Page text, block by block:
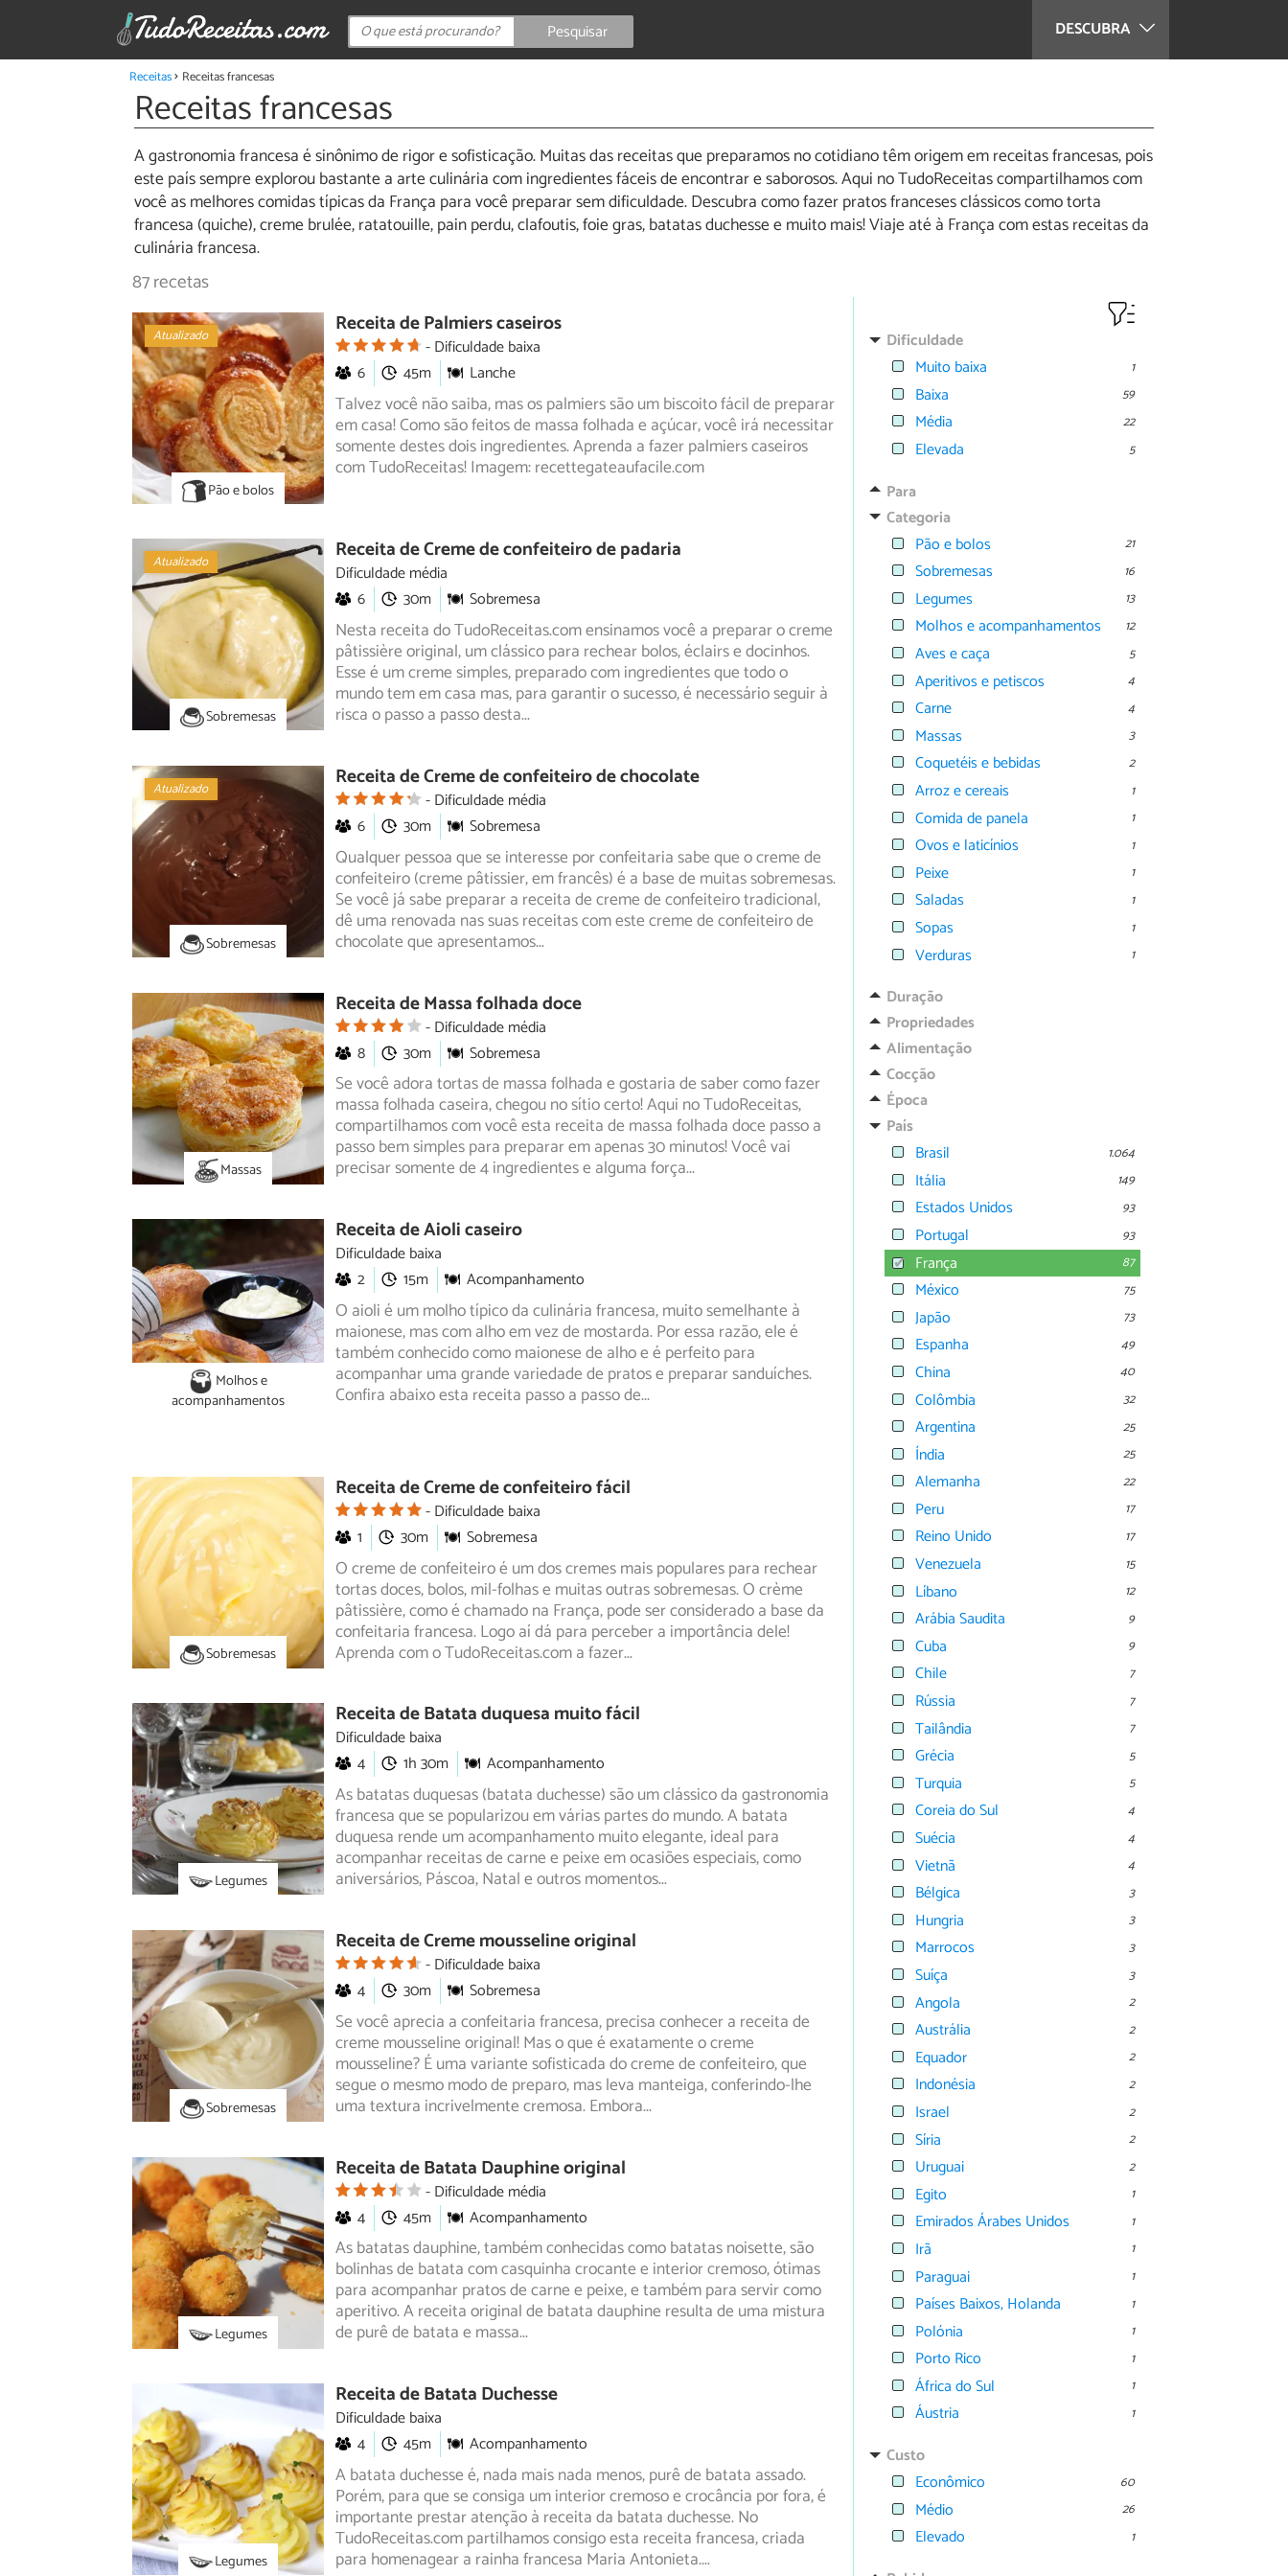
DESCUBRA
Pesquisar
Receitas Receitas francesas
Receitas francesas
A gastronomia francesa é sinônimo de rigor e sofisticação. Muitas das receitas que preparamos no cotidiano têm origem em receitas francesas, pois
este país sempre explorou bastante a arte culinária com ingredientes fáceis de encontrar e saborosos. Aqui no TudoReceitas compartilhamos com
você as melhores comidas típicas da França para você preparar sem dificuldade. Descubra como fazer pratos franceses clássicos como torta
francesa (quiche), creme brulée, ratatouille, pain perdu, clafoutis, foie gras, batatas duchesse e muito mais! Viaje até à França com estas receitas da
culinária francesa.
87 recetas
Pão e bolos
Receita de Palmiers caseiros
Dificuldade baixa
Atualizado
6 45m Lanche
Talvez você não saiba, mas os palmiers são um biscoito fácil de preparar
em casa! Como são feitos de massa folhada e açúcar, você irá necessitar
somente destes dois ingredientes. Aprenda a fazer palmiers caseiros
com TudoReceitas! Imagem: recettegateaufacile.com
Sobremesas
Receita de Creme de confeiteiro de padaria
Dificuldade média
Atualizado
6 30m Sobremesa
Nesta receita do TudoReceitas.com ensinamos você a preparar o creme
pâtissière original, um clássico para rechear bolos, éclairs e docinhos.
Esse é um creme simples, preparado com ingredientes que todo o
mundo tem em casa mas, para garantir o sucesso, é necessário seguir à
risca o passo a passo desta...
Sobremesas
Receita de Creme de confeiteiro de chocolate
Dificuldade média
Atualizado
6 30m Sobremesa
Qualquer pessoa que se interesse por confeitaria sabe que o creme de
confeiteiro (creme pâtissier, em francês) é a base de muitas sobremesas.
Se você já sabe preparar a receita de creme de confeiteiro tradicional,
dê uma renovada nas suas receitas com este creme de confeiteiro de
chocolate que apresentamos...
Massas
Receita de Massa folhada doce
Dificuldade média
8
30m Sobremesa
Se você adora tortas de massa folhada e gostaria de saber como fazer
massa folhada caseira, chegou no sítio certo! Aqui no TudoReceitas,
compartilhamoscom você esta receita de massa folhada doce passo a
passo bem simples para preparar em apenas 30 minutos! Você vai
precisar somente de 4 ingredientes e alguma força...
Molhos e
acompanhamentos
Receita de Aioli caseiro
Dificuldade baixa
2
15m Acompanhamento
O aioli é um molho típico da culinária francesa, muito semelhante à
maionese, mas com alho em vez de mostarda. Por essa razão, ele é
tambémconhecido como maionese de alho e é perfeito para
acompanhar uma grande variedade de pratos e preparar sanduíches.
Confira abaixo esta receita passo a passo de...
Sobremesas
Receita de Creme de confeiteiro fácil
Dificuldade baixa
1
30m Sobremesa
O creme de confeiteiro é um dos cremes mais populares para rechear
tortas doces, bolos, mil-folhas e muitas outras sobremesas. O crème
pâtissière,como é chamado na França, pode ser considerado a base da
confeitaria francesa. Logo aí dá para perceber a importância dele!
Aprenda com o TudoReceitas.com a fazer...
Legumes
Receita de Batata duquesa muito fácil
Dificuldade baixa
4
1h 30m Acompanhamento
As batatas duquesas (batata duchesse) são um clássico da gastronomia
francesa que se popularizou em várias partes do mundo. A batata
duquesa rende um acompanhamento muito elegante, ideal para
acompanhar receitas de carne e peixe em ocasiões especiais, como
aniversários, Páscoa, Natal e outros momentos...
Sobremesas
Receita de Creme mousseline original
Dificuldade baixa
4
30m Sobremesa
Se você aprecia a confeitaria francesa, precisa conhecer a receita de
creme mousseline original! Mas o que é exatamente o creme
mousseline?É uma variante sofisticada do creme de confeiteiro, que
segue o mesmo modo de preparo, mas leva manteiga, conferindo-lhe
uma textura incrivelmente cremosa. Embora...
Legumes
Receita de Batata Dauphine original
Dificuldade média
4
45m Acompanhamento
As batatas dauphine, também conhecidas como batatas noisette, são
bolinhas de batata com casquinha crocante e interior cremoso, ótimas
para acompanhar pratos de carne e peixe, e também para servir como
aperitivo. A receita original de batata dauphine resulta de uma mistura
de purê de batata e massa...
Legumes
Receita de Batata Duchesse
Dificuldade baixa
4
45m Acompanhamento
A batata duchesse é, nada mais nada menos, purê de batata assado.
Porém, para que se consiga um interior cremoso e crocância por fora, é
importante prestar atenção à receita da batata duchesse. No
TudoReceitas.com partilhamos consigo esta receita francesa, criada
para homenagear a rainha francesa Maria Antonieta....
Dificuldade
Muito baixa
1
Baixa 59
Média 22
Elevada 5
Para
Categoria
Pão e bolos
21
Sobremesas 16
Legumes 13
Molhos e acompanhamentos 12
Aves e caça 5
Aperitivos e petiscos 4
Carne 4
Massas 3
Coquetéis e bebidas 2
Arroz e cereais 1
Comida de panela 1
Ovos e laticínios 1
Peixe 1
Saladas 1
Sopas 1
Verduras 1
Duração
Propriedades
Alimentação
Cocção
Época
País
Brasil
1.064
Itália 149
Estados Unidos 93
Portugal 93
França 87
México 75
Japão 73
Espanha 49
China 40
Colômbia 32
Argentina 25
Índia 25
Alemanha 22
Peru 17
Reino Unido 17
Venezuela 15
Líbano 12
Arábia Saudita 9
Cuba 9
Chile 7
Rússia 7
Tailândia 7
Grécia 5
Turquia 5
Coreia do Sul 4
Suécia 4
Vietnã 4
Bélgica 3
Hungria 3
Marrocos 3
Suíça 3
Angola 2
Austrália 2
Equador 2
Indonésia 2
Israel 2
Síria 2
Uruguai 2
Egito 1
Emirados Árabes Unidos 1
Irã 1
Paraguai 1
Países Baixos, Holanda 1
Polónia 1
Porto Rico 1
África do Sul 1
Áustria 1
Custo
Econômico
60
Médio 26
Elevado 1